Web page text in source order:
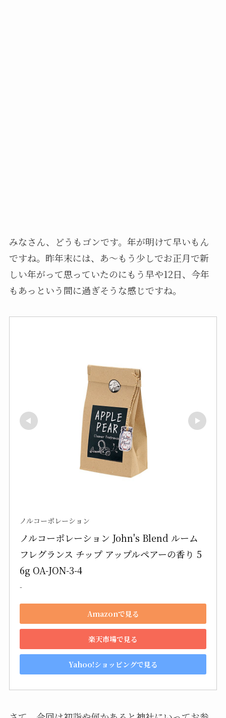
みなさん、どうもゴンです。年が明けて早いもん
ですね。昨年末には、あ～もう少しでお正月で新
しい年がって思っていたのにもう早や12日、今年
もあっという間に過ぎそうな感じですね。
ノルコーポレーション
ノルコーポレーション John's Blend ルーム
フレグランス チップ アップルペアーの香り 5
6g OA-JON-3-4
-
Amazonで見る
楽天市場で見る
Yahoo!ショッピングで見る